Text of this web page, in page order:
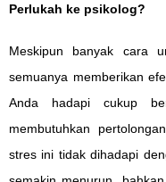
Perlukah ke psikolog?
Meskipun banyak cara
semuanya memberikan
Anda hadapi cukup
membutuhkan
stres ini tidak dihadapi